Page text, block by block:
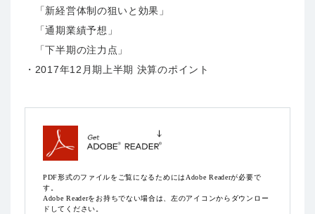
「新経営体制の狙いと効果」
「通期業績予想」
「下半期の注力点」
・2017年12月期上半期 決算のポイント
PDF形式のファイルをご覧になるためにはAdobe Readerが必要で
す。
Adobe Readerをお持ちでない場合は、左のアイコンからダウンロー
ドしてください。